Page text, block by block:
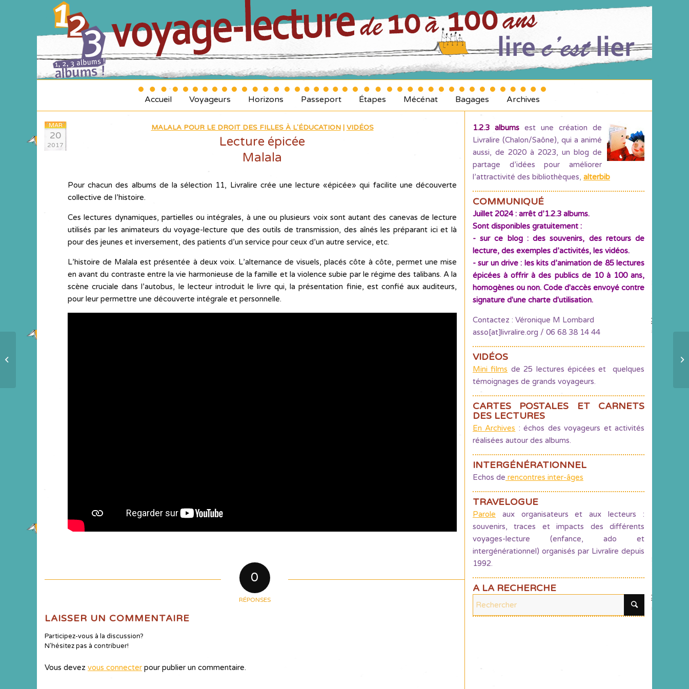
Accueil Voyageurs Horizons Passeport Étapes Mécénat Bagages Archives
MAR
20
2017
MALALA POUR LE DROIT DES FILLES À L'ÉDUCATION| VIDÉOS
Lecture épicée
Malala
Pour chacun des albums de la sélection 11, Livralire crée une lecture «épicée» qui facilite une découverte
collective de l’histoire.
Ces lectures dynamiques, partielles ou intégrales, à une ou plusieurs voix sont autant des canevas de lecture
utilisés par les animateurs du voyage-lecture que des outils de transmission, des aînés les préparant ici et là
pour des jeunes et inversement, des patients d’un service pour ceux d’un autre service, etc.
L’histoire de Malala est présentée à deux voix. L’alternance de visuels, placés côte à côte, permet une mise
en avant du contraste entre la vie harmonieuse de la famille et la violence subie par le régime des talibans. A la
scène cruciale dans l’autobus, le lecteur introduit le livre qui, la présentation finie, est confié aux auditeurs,
pour leur permettre une découverte intégrale et personnelle.
0
RÉPONSES
LAISSER UN COMMENTAIRE
Participez-vous à la discussion?
N'hésitez pas à contribuer!
Vous devez vous connecter pour publier un commentaire.
1.2.3 albums est une création de
Livralire (Chalon/Saône), qui a animé
aussi, de 2020 à 2023, un blog de
partage d’idées pour améliorer
l’attractivité des bibliothèques, alterbib
COMMUNIQUÉ
Juillet 2024 : arrêt d’1.2.3 albums.
Sont disponibles gratuitement :
- sur ce blog : des souvenirs, des retours de
lecture, des exemples d’activités, les vidéos.
- sur un drive : les kits d’animation de 85 lectures
épicées à offrir à des publics de 10 à 100 ans,
homogènes ou non. Code d'accès envoyé contre
signature d'une charte d'utilisation.
Contactez : Véronique M Lombard
asso[at]livralire.org / 06 68 38 14 44
VIDÉOS
Mini films de 25 lectures épicées et quelques
témoignages de grands voyageurs.
CARTES POSTALES ET CARNETS
DES LECTURES
En Archives : échos des voyageurs et activités
réalisées autour des albums.
INTERGÉNÉRATIONNEL
Echos de rencontres inter-âges
TRAVELOGUE
Parole aux organisateurs et aux lecteurs :
souvenirs, traces et impacts des différents
voyages-lecture (enfance, ado et
intergénérationnel) organisés par Livralire depuis
1992.
A LA RECHERCHE